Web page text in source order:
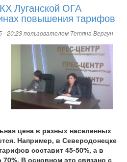
Луганской ОГА
повышения тарифов
- 20:23 пользователем Тетяна Вергун
цена в разных населенных
Например, в Северодонецке
составит 45-50%, а в
В основном это связано с